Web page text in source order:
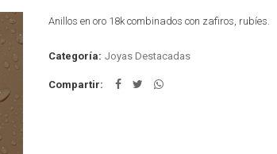
Anillos en oro 18k combinados con zafiros, rubíes.
Categoría: Joyas Destacadas
Compartir